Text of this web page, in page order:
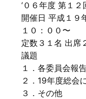
‘０６年度 第１
開催日 平成１９
１０：００〜
定数３１名 出席
議題
１．各委員会報
２．19年度総会
３．その他